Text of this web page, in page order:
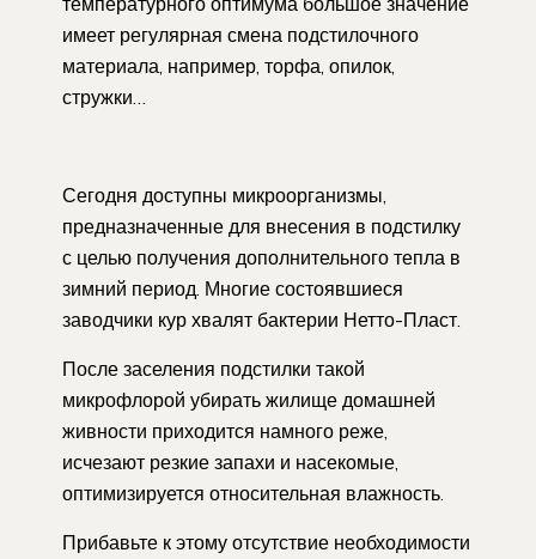
имеет регулярная смена подстилочного
материала, например, торфа, опилок,
стружки…
Сегодня доступны микроорганизмы,
предназначенные для внесения в подстилку
с целью получения дополнительного тепла в
зимний период. Многие состоявшиеся
заводчики кур хвалят бактерии Нетто-Пласт.
После заселения подстилки такой
микрофлорой убирать жилище домашней
живности приходится намного реже,
исчезают резкие запахи и насекомые,
оптимизируется относительная влажность.
Прибавьте к этому отсутствие необходимости